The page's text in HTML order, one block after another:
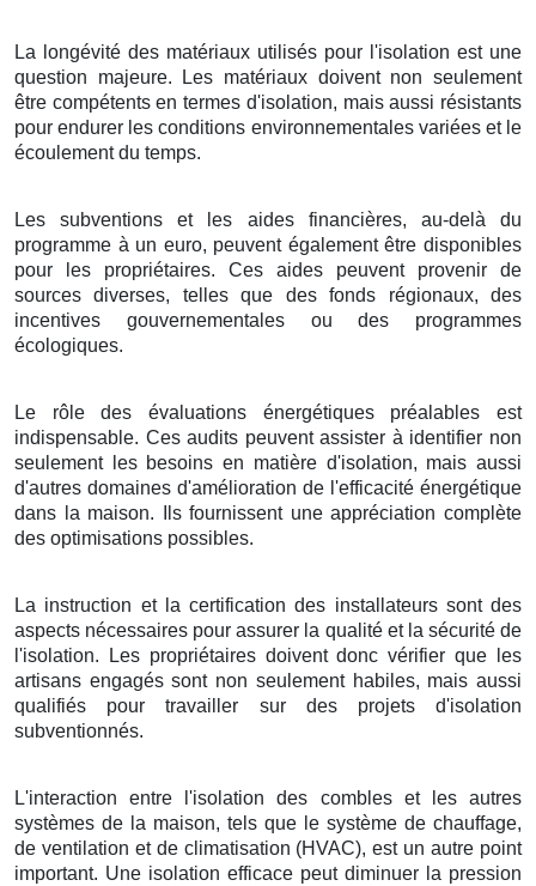
La longévité des matériaux utilisés pour l'isolation est une
question majeure. Les matériaux doivent non seulement
être compétents en termes d'isolation, mais aussi résistants
pour endurer les conditions environnementales variées et le
écoulement du temps.
Les subventions et les aides financières, au-delà du
programme à un euro, peuvent également être disponibles
pour les propriétaires. Ces aides peuvent provenir de
sources diverses, telles que des fonds régionaux, des
incentives gouvernementales ou des programmes
écologiques.
Le rôle des évaluations énergétiques préalables est
indispensable. Ces audits peuvent assister à identifier non
seulement les besoins en matière d'isolation, mais aussi
d'autres domaines d'amélioration de l'efficacité énergétique
dans la maison. Ils fournissent une appréciation complète
des optimisations possibles.
La instruction et la certification des installateurs sont des
aspects nécessaires pour assurer la qualité et la sécurité de
l'isolation. Les propriétaires doivent donc vérifier que les
artisans engagés sont non seulement habiles, mais aussi
qualifiés pour travailler sur des projets d'isolation
subventionnés.
L'interaction entre l'isolation des combles et les autres
systèmes de la maison, tels que le système de chauffage,
de ventilation et de climatisation (HVAC), est un autre point
important. Une isolation efficace peut diminuer la pression